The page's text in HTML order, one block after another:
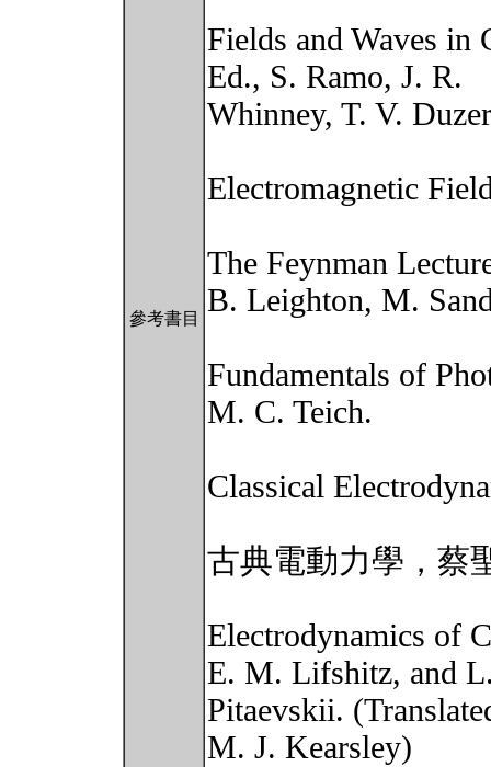
參考書目
Fields and Waves in
Ed., S. Ramo, J. R.
Whinney, T. V.
Electromagnetic
The Feynman
B. Leighton, M.
Fundamentals of
M. C. Teich.
Classical
古典電動力學，蔡
Electrodynamics of
E. M. Lifshitz, and
Pitaevskii.
M. J. Kearsley)